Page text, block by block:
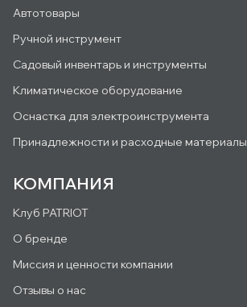
Автотовары
Ручной инструмент
Садовый инвентарь и инструменты
Климатическое оборудование
Оснастка для электроинструмента
Принадлежности и расходные материалы
КОМПАНИЯ
Клуб PATRIOT
О бренде
Миссия и ценности компании
Отзывы о нас